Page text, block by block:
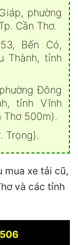
phường
Cần Thơ.
Bến Có,
Thành, tỉnh
Đông
tỉnh Vĩnh
Thơ 500m).
Trọng).
mua xe tải cũ,
và các tỉnh